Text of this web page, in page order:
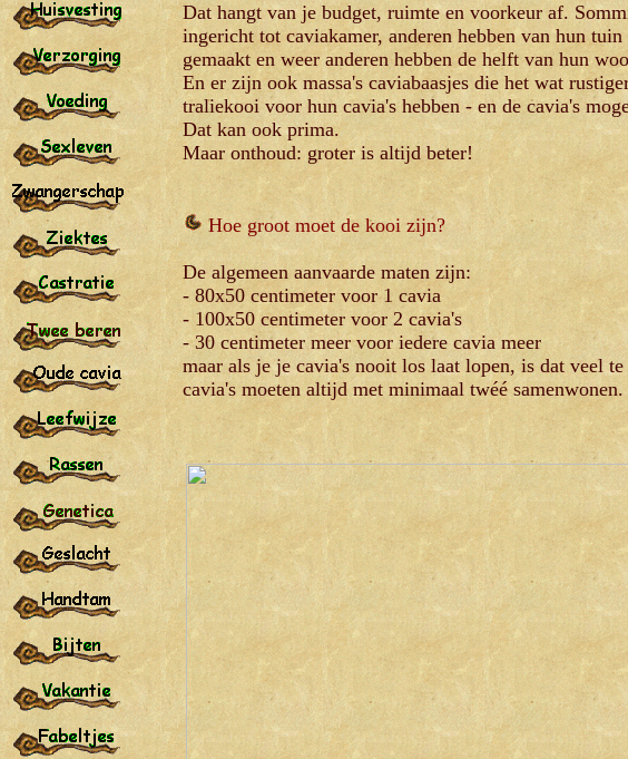
Dat hangt van je budget, ruimte en voorkeur af.
ingericht tot caviakamer, anderen hebben van hun
gemaakt en weer anderen hebben de helft van hun
En er zijn ook massa's caviabaasjes die het wat
traliekooi voor hun cavia's hebben - en de cavia's
Dat kan ook prima.
Maar onthoud: groter is altijd beter!
Hoe groot moet de kooi zijn?
De algemeen aanvaarde maten zijn:
- 80x50 centimeter voor 1 cavia
- 100x50 centimeter voor 2 cavia's
- 30 centimeter meer voor iedere cavia meer
maar als je je cavia's nooit los laat lopen, is dat veel
cavia's moeten altijd met minimaal twéé samenwonen.